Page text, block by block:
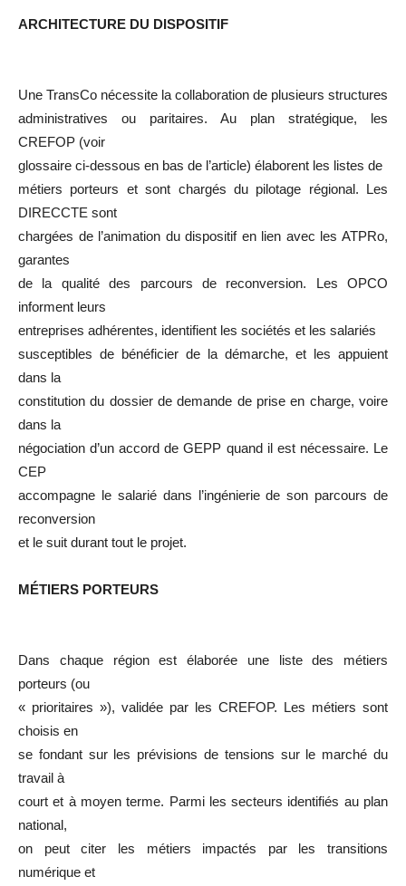
ARCHITECTURE DU DISPOSITIF
Une TransCo nécessite la collaboration de plusieurs structures
administratives ou paritaires. Au plan stratégique, les
CREFOP (voir
glossaire ci-dessous en bas de l’article) élaborent les listes de
métiers porteurs et sont chargés du pilotage régional. Les
DIRECCTE sont
chargées de l’animation du dispositif en lien avec les ATPRo,
garantes
de la qualité des parcours de reconversion. Les OPCO
informent leurs
entreprises adhérentes, identifient les sociétés et les salariés
susceptibles de bénéficier de la démarche, et les appuient
dans la
constitution du dossier de demande de prise en charge, voire
dans la
négociation d’un accord de GEPP quand il est nécessaire. Le
CEP
accompagne le salarié dans l’ingénierie de son parcours de
reconversion
et le suit durant tout le projet.
MÉTIERS PORTEURS
Dans chaque région est élaborée une liste des métiers
porteurs (ou
« prioritaires »), validée par les CREFOP. Les métiers sont
choisis en
se fondant sur les prévisions de tensions sur le marché du
travail à
court et à moyen terme. Parmi les secteurs identifiés au plan
national,
on peut citer les métiers impactés par les transitions
numérique et